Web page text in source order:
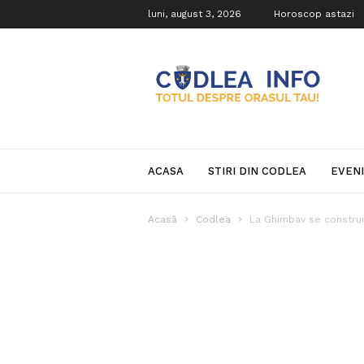
luni, august 3, 2026 Horoscop astazi
Info
ACASA STIRI DIN CODLEA
Acasă Codlea La Ghimbav se